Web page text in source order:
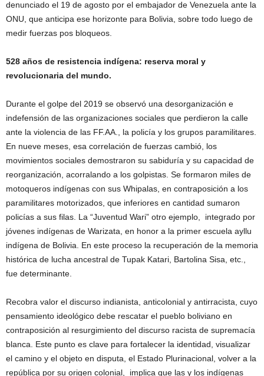
denunciado el 19 de agosto por el embajador de Venezuela ante la
ONU, que anticipa ese horizonte para Bolivia, sobre todo luego de
medir fuerzas pos bloqueos.
528 años de resistencia indígena: reserva moral y
revolucionaria del mundo.
Durante el golpe del 2019 se observó una desorganización e
indefensión de las organizaciones sociales que perdieron la calle
ante la violencia de las FF.AA., la policía y los grupos paramilitares.
En nueve meses, esa correlación de fuerzas cambió, los
movimientos sociales demostraron su sabiduría y su capacidad de
reorganización, acorralando a los golpistas. Se formaron miles de
motoqueros indígenas con sus Whipalas, en contraposición a los
paramilitares motorizados, que inferiores en cantidad sumaron
policías a sus filas. La “Juventud Wari” otro ejemplo, integrado por
jóvenes indígenas de Warizata, en honor a la primer escuela ayllu
indígena de Bolivia. En este proceso la recuperación de la memoria
histórica de lucha ancestral de Tupak Katari, Bartolina Sisa, etc.,
fue determinante.
Recobra valor el discurso indianista, anticolonial y antirracista, cuyo
pensamiento ideológico debe rescatar el pueblo boliviano en
contraposición al resurgimiento del discurso racista de supremacía
blanca. Este punto es clave para fortalecer la identidad, visualizar
el camino y el objeto en disputa, el Estado Plurinacional, volver a la
república por su origen colonial, implica que las y los indígenas